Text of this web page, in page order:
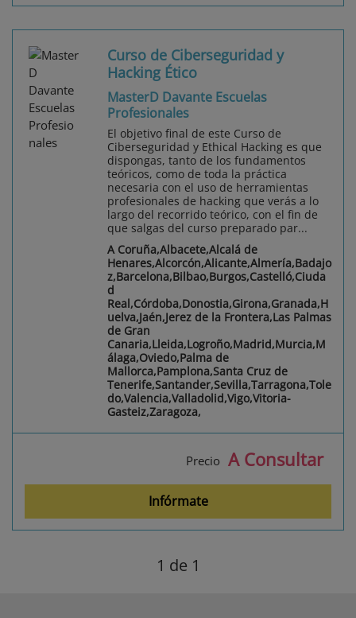
Curso de Ciberseguridad y
Hacking Ético
MasterD Davante Escuelas
Profesionales
El objetivo final de este Curso de
Ciberseguridad y Ethical Hacking es que
dispongas, tanto de los fundamentos
teóricos, como de toda la práctica
necesaria con el uso de herramientas
profesionales de hacking que verás a lo
largo del recorrido teórico, con el fin de
que salgas del curso preparado par...
A Coruña,Albacete,Alcalá de
Henares,Alcorcón,Alicante,Almería,Badajo
z,Barcelona,Bilbao,Burgos,Castelló,Ciuda
d
Real,Córdoba,Donostia,Girona,Granada,H
uelva,Jaén,Jerez de la Frontera,Las Palmas
de Gran
Canaria,Lleida,Logroño,Madrid,Murcia,M
álaga,Oviedo,Palma de
Mallorca,Pamplona,Santa Cruz de
Tenerife,Santander,Sevilla,Tarragona,Tole
do,Valencia,Valladolid,Vigo,Vitoria-
Gasteiz,Zaragoza,
Precio A Consultar
Infórmate
1 de 1